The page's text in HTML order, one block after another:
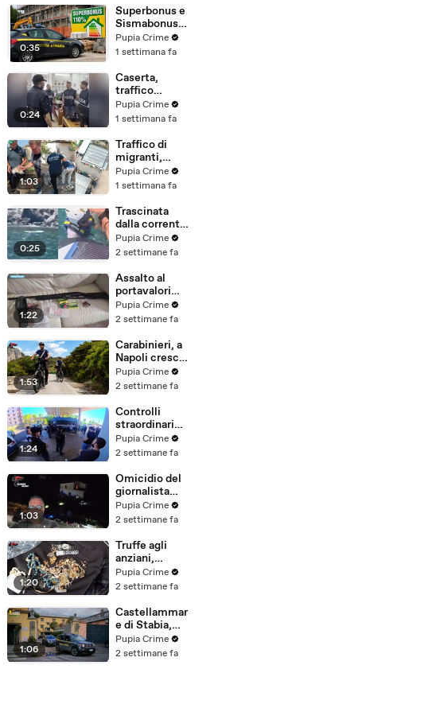
220mila euro
a due coniugi
(29.07.26)
0:35
Superbonus e
Sismabonus,
sequestrati
beni per 1,4
scoperto
sistema con
false
abitazioni
(29.07.26)
Pupia Crime
1 settimana fa
0:24
Caserta,
traffico
internazionale
di cocaina:
latitante
nigeriano
ricercato dal
2019
(28.07.26)
Pupia Crime
1 settimana fa
1:03
Traffico di
migranti,
smantellata
rete tra
altre 9
province: 18
arresti
(27.07.26)
Pupia Crime
1 settimana fa
0:25
Trascinata
dalla corrente
per 3
chilometri su
materassino:
salvata dalla
Polizia
(25.07.26)
Pupia Crime
2 settimane fa
1:22
Assalto al
portavalori
con 30 chili
d'oro sventato
arresti
(25.07.26)
Pupia Crime
2 settimane fa
1:53
Carabinieri, a
Napoli cresce
la "flotta
green": nuove
elettriche e
mezzi
sostenibili
anche sulle
isole
(25.07.26)
Pupia Crime
2 settimane fa
1:24
Controlli
straordinari
della Polizia a
Milano e
arresti, 29
denunce e
oltre 7mila
persone
identificate
(25.07.26)
Pupia Crime
2 settimane fa
1:03
Omicidio del
giornalista
Luca
Esposito:
killer, è un
26enne
tunisino
(25.07.26)
Pupia Crime
2 settimane fa
1:20
Truffe agli
anziani,
arrestato il
telefonista
colpi anche ad
Aversa, oltre
300mila euro
il bottino
stimato
Pupia Crime
2 settimane fa
1:06
Castellammar
e di Stabia,
l'ombra del
clan
Pupia Crime
2 settimane fa